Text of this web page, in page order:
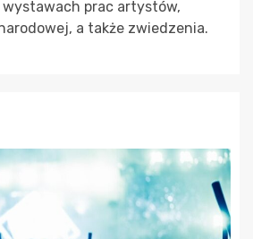
wystawach prac artystów,
a także zwiedzenia.